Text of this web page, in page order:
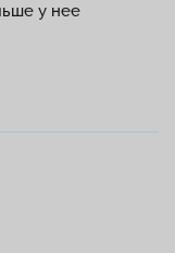
у нее